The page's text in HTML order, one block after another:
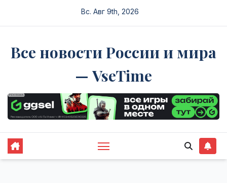
Вс. Авг 9th, 2026
Все новости России и мира
— VseTime